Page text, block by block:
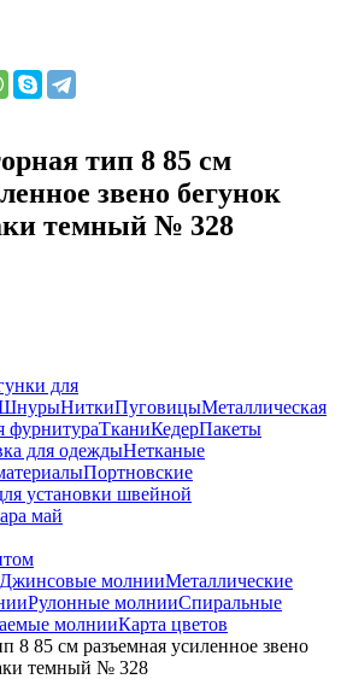
тип 8 85 см
звено бегунок
темный № 328
для
НиткиПуговицыМеталлическая
фурнитураТканиКедерПакеты
для одеждыНетканые
Портновские
установки швейной
май
Джинсовые молнииМеталлические
Рулонные молнииСпиральные
молнииКарта цветов
8 85 см разъемная усиленное звено
темный № 328